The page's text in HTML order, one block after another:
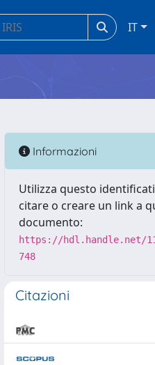
IT
Informazioni
Utilizza questo
citare o creare un link a
documento:
https://hdl.handle.net/
748
Citazioni